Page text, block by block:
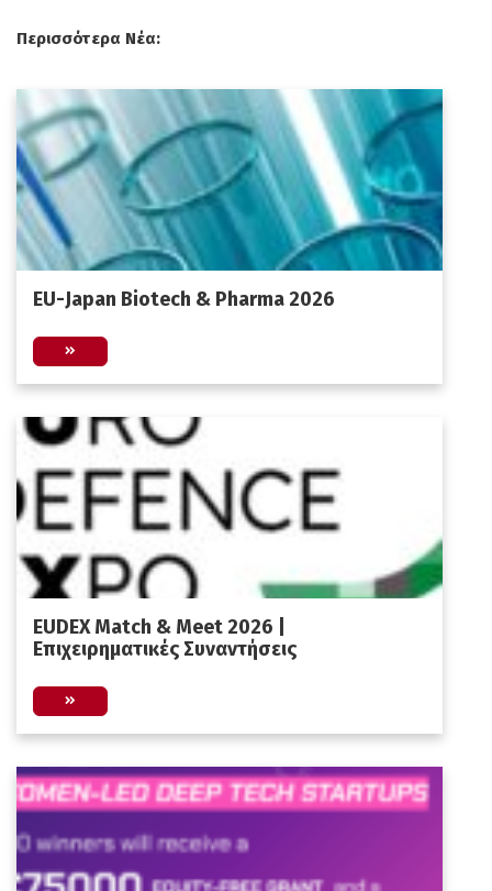
Περισσότερα Νέα:
EU-Japan Biotech & Pharma 2026
EUDEX Match & Meet 2026 |
Επιχειρηματικές Συναντήσεις